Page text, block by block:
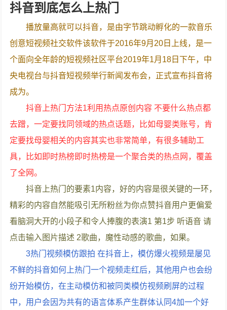
抖音到底怎么上热门
播放量高就可以抖音，是由字节跳动孵化的一款音乐
创意短视频社交软件该软件于2016年9月20日上线，是一
个面向全年龄的短视频社区平台2019年1月18日下午，中
央电视台与抖音短视频举行新闻发布会，正式宣布抖音将
成为。
抖音上热门方法1利用热点原创内容 不要什么热点都
去蹭，一定要找同领域的热点话题，比如母婴类账号，肯
定要找母婴相关的内容其实也非常简单，有很多辅助工
具，比如即时热榜即时热榜是一个聚合类的热点网，覆盖
了全网。
抖音上热门的要素1内容，好的内容是很关键的一环，
精彩的内容自然能吸引无所粉丝为你点赞抖音用户更偏爱
看脑洞大开的小段子和令人捧腹的表演1 第1步 听语音 请
点击输入图片描述 2歌曲，魔性动感的歌曲，如果。
3热门视频模仿跟拍 在抖音上，模仿爆火视频是屡见
不鲜的抖音如何上热门一个视频走红后，其他用户也会纷
纷开始模仿，在主动模仿和被同类模仿视频刷屏的过程
中，用户会因为共有的语言体系产生群体认同4加一个好